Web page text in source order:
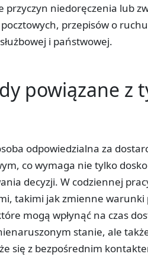
przyczyn niedoręczenia lub
przepisów o
i państwowej.
powiązane z
odpowiedzialna za
co wymaga nie tylko
decyzji. W codziennej
takimi jak zmienne
mogą wpłynąć na czas
stanie, ale
się z bezpośrednim